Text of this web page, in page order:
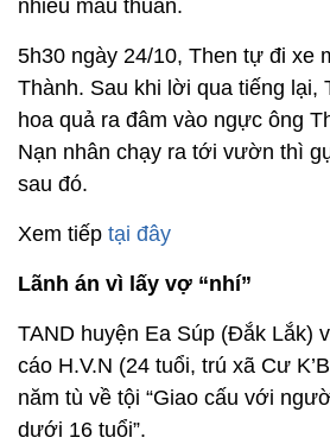
nhiều mâu thuẫn.
5h30 ngày 24/10, Then tự đi xe
Thành. Sau khi lời qua tiếng lại,
hoa quả ra đâm vào ngực ông
Nạn nhân chạy ra tới vườn thì
sau đó.
Xem tiếp tại đây
Lãnh án vì lấy vợ “nhí”
TAND huyện Ea Súp (Đắk Lắk)
cáo H.V.N (24 tuổi, trú xã Cư
năm tù về tội “Giao cấu với
dưới 16 tuổi”.